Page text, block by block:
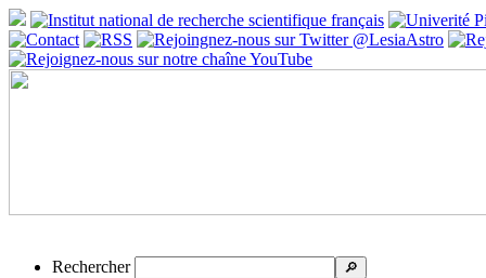
Rechercher 🔎